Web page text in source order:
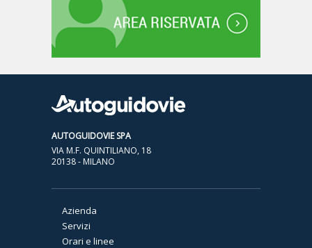
AUTOGUIDOVIE SPA
VIA M.F. QUINTILIANO, 18
20138 - MILANO
Azienda
Servizi
Orari e linee